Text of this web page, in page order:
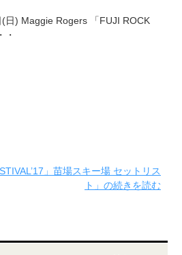
日) Maggie Rogers 「FUJI ROCK
・
」苗場スキー場 セットリス
ト」の続きを読む